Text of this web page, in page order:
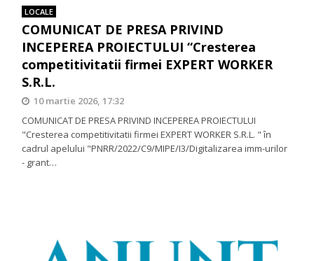
LOCALE
COMUNICAT DE PRESA PRIVIND
INCEPEREA PROIECTULUI “Cresterea
competitivitatii firmei EXPERT WORKER
S.R.L.
10 martie 2026, 17:32
COMUNICAT DE PRESA PRIVIND INCEPEREA PROIECTULUI
"Cresterea competitivitatii firmei EXPERT WORKER S.R.L. " în
cadrul apelului "PNRR/2022/C9/MIPE/I3/Digitalizarea imm-urilor
- grant…